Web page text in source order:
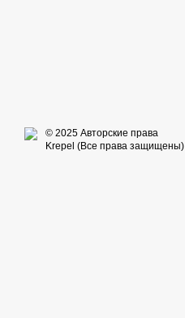
© 2025 Авторские права
Krepel (Все права защищены)